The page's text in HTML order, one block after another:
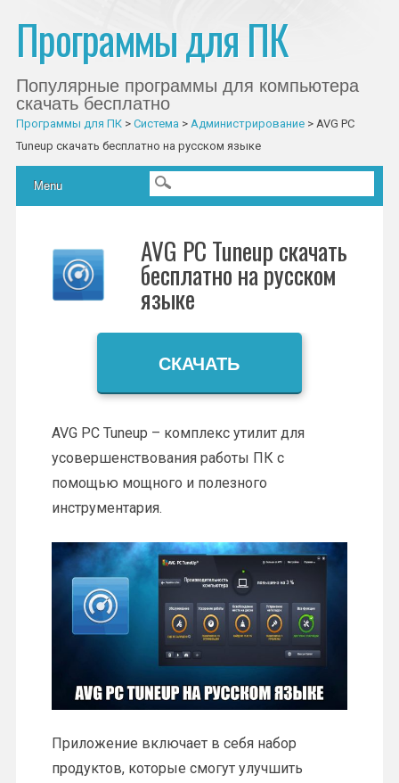
Программы для ПК
Популярные программы для компьютера
скачать бесплатно
Программы для ПК> Система > Администрирование> AVG PC
Tuneup скачать бесплатно на русском языке
Главное меню
Skip to content
Menu
AVG PC Tuneup скачать
бесплатно на русском
языке
СКАЧАТЬ
AVG PC Tuneup – комплекс утилит для
усовершенствования работы ПК с
помощью мощного и полезного
инструментария.
Приложение включает в себя набор
продуктов, которые смогут улучшить